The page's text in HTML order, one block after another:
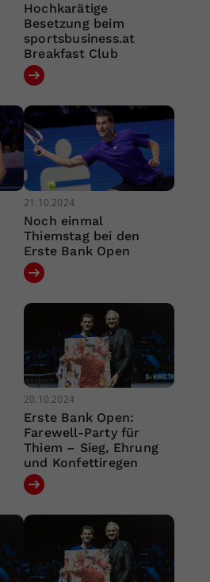
Hochkarätige
Besetzung beim
sportsbusiness.at
Breakfast Club
21.10.2024
Noch einmal
Thiemstag bei den
Erste Bank Open
20.10.2024
Erste Bank Open:
Farewell-Party für
Thiem – Sieg, Ehrung
und Konfettiregen